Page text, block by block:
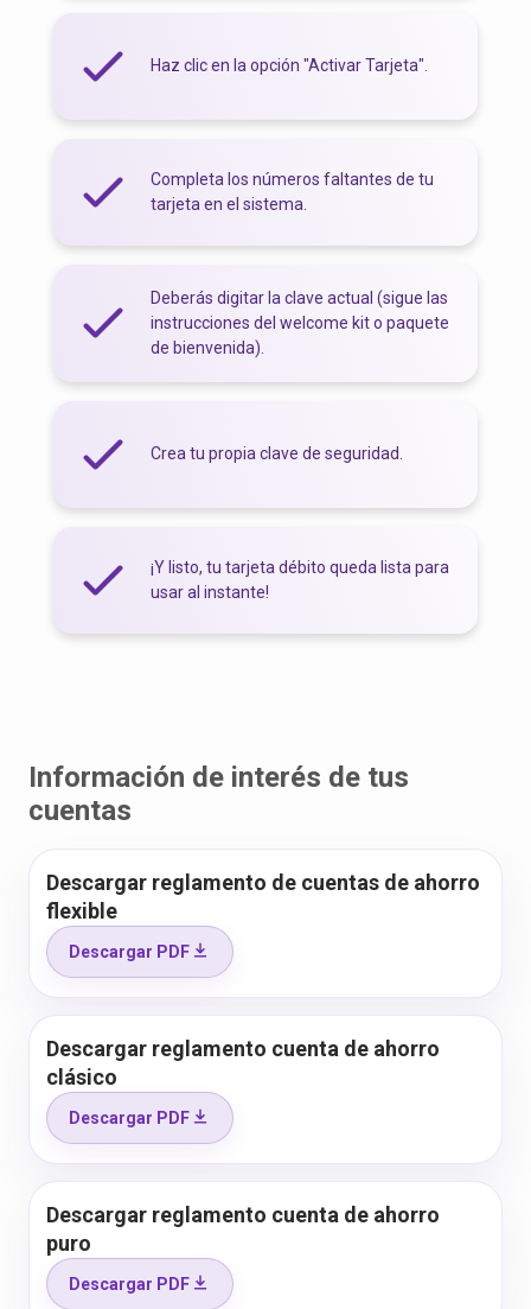
Haz clic en la opción "Activar Tarjeta".
Completa los números faltantes de tu
tarjeta en el sistema.
Deberás digitar la clave actual (sigue las
instrucciones del welcome kit o paquete
de bienvenida).
Crea tu propia clave de seguridad.
¡Y listo, tu tarjeta débito queda lista para
usar al instante!
Información de interés de tus
cuentas
Descargar reglamento de cuentas de ahorro
flexible
Descargar PDF
Descargar reglamento cuenta de ahorro
clásico
Descargar PDF
Descargar reglamento cuenta de ahorro
puro
Descargar PDF